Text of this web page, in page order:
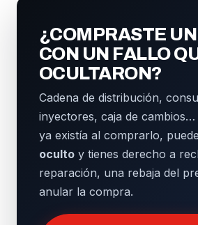
¿COMPRASTE
CON UN FALLO
OCULTARON?
Cadena de distribución,
inyectores, caja de cambios…
ya existía al comprarlo,
oculto y tienes derecho a
reparación, una rebaja del
anular la compra.